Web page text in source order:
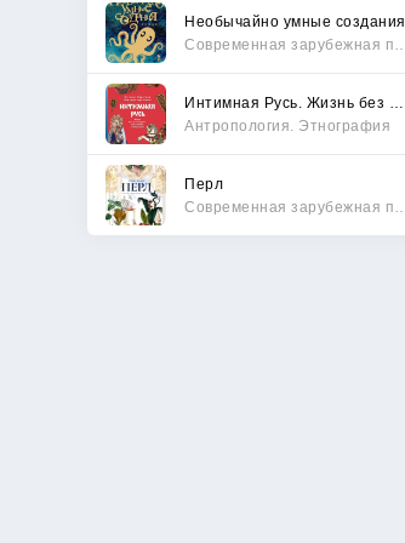
Необычайно умные создания
Антропология. Этнография
Перл